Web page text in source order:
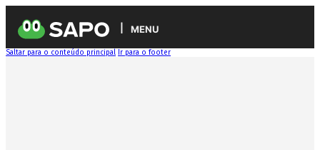
MENU
Saltar para o conteúdo principal Ir para o footer